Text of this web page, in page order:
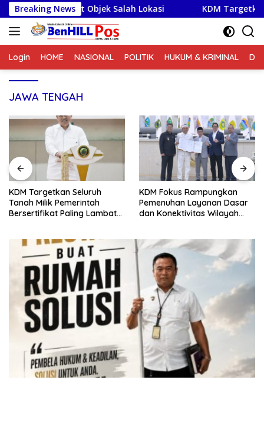
Langsung
ke
konten
Breaking News
Objek Salah Lokasi KDM Targetkan Seluruh Tanah
Login HOME NASIONAL POLITIK HUKUM & KRIMINAL
JAWA TENGAH
KDM Targetkan Seluruh
Tanah Milik Pemerintah
Bersertifikat Paling Lambat
KDM Fokus Rampungkan
Pemenuhan Layanan Dasar
dan Konektivitas Wilayah